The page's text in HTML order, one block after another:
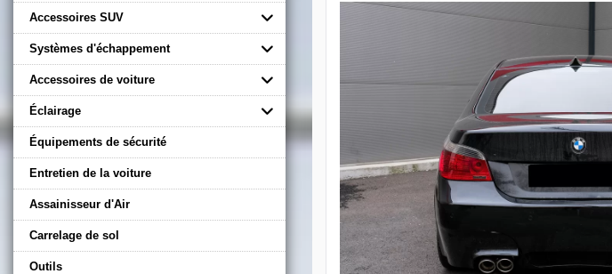
Accessoires SUV
Systèmes d'échappement
Accessoires de voiture
Éclairage
Équipements de sécurité
Entretien de la voiture
Assainisseur d'Air
Carrelage de sol
Outils